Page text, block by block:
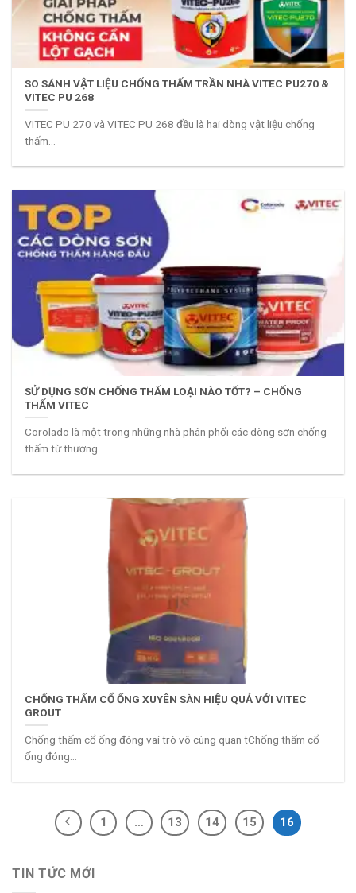
SO SÁNH VẬT LIỆU CHỐNG THẤM TRẦN NHÀ VITEC PU270 &
VITEC PU 268
VITEC PU 270 và VITEC PU 268 đều là hai dòng vật liệu chống
thấm...
SỬ DỤNG SƠN CHỐNG THẤM LOẠI NÀO TỐT? – CHỐNG
THẤM VITEC
Corolado là một trong những nhà phân phối các dòng sơn chống
thấm từ thương...
CHỐNG THẤM CỔ ỐNG XUYÊN SÀN HIỆU QUẢ VỚI VITEC
GROUT
Chống thấm cổ ống đóng vai trò vô cùng quan tChống thấm cổ
ống đóng...
1 … 13 14 15 16
TIN TỨC MỚI